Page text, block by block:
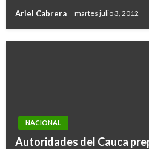
Ariel Cabrera martes julio 3, 2012
NACIONAL
Autoridades del Cauca